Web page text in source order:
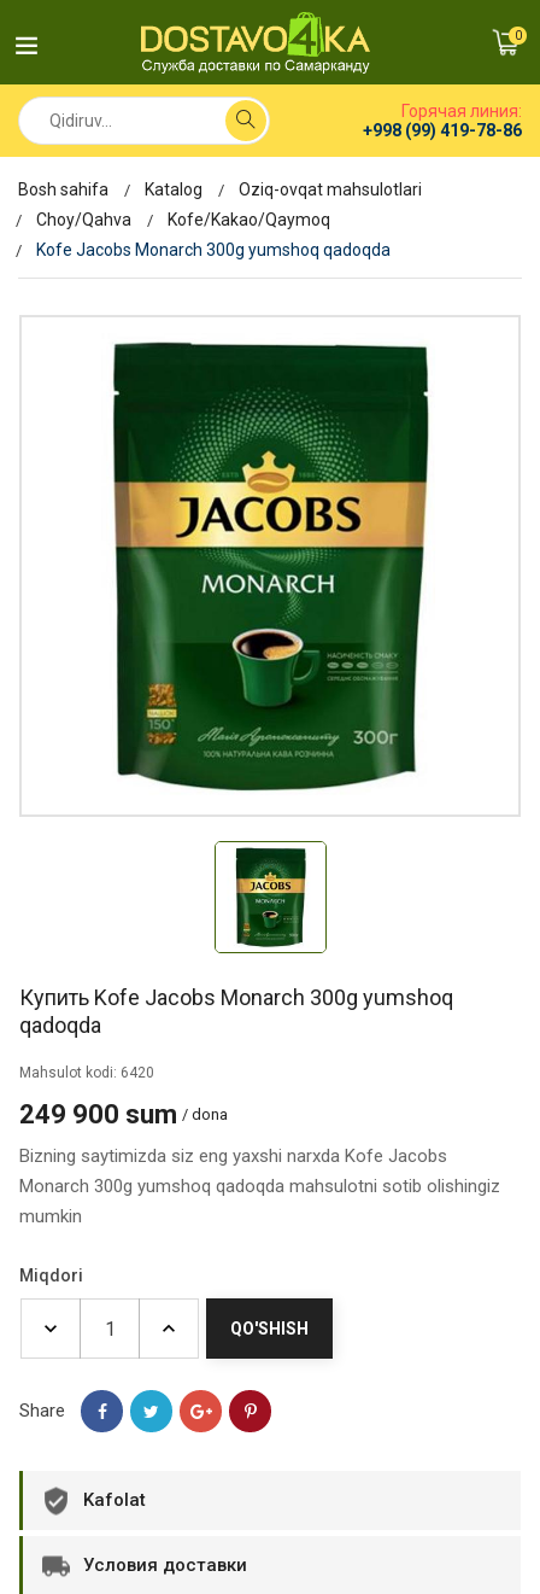
0
Горячая линия:
+998 (99) 419-78-86
Bosh sahifa Katalog
Oziq-ovqat mahsulotlari
Choy/Qahva
Kofe/Kakao/Qaymoq
Kofe Jacobs Monarch 300g yumshoq qadoqda
Купить Kofe Jacobs Monarch 300g yumshoq
qadoqda
Mahsulot kodi: 6420
249 900 sum / dona
Bizning saytimizda siz eng yaxshi narxda Kofe Jacobs
Monarch 300g yumshoq qadoqda mahsulotni sotib olishingiz
mumkin
Miqdori
QO'SHISH
Share
Kafolat
Условия доставки